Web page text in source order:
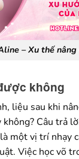
– Xu thế
không
liệu sau khi
Câu trả
một vị trí nhạy
Việc học võ